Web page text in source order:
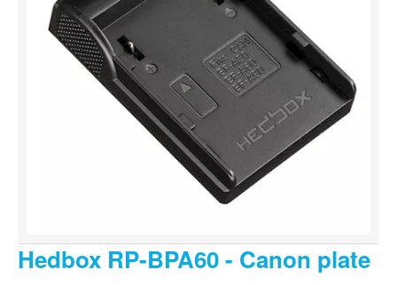
Hedbox RP-BPA60 - Canon plate